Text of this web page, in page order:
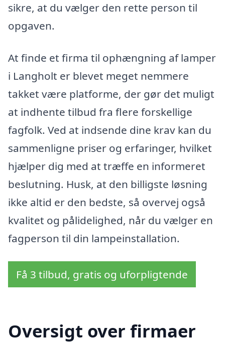
sikre, at du vælger den rette person til
opgaven.
At finde et firma til ophængning af lamper
i Langholt er blevet meget nemmere
takket være platforme, der gør det muligt
at indhente tilbud fra flere forskellige
fagfolk. Ved at indsende dine krav kan du
sammenligne priser og erfaringer, hvilket
hjælper dig med at træffe en informeret
beslutning. Husk, at den billigste løsning
ikke altid er den bedste, så overvej også
kvalitet og pålidelighed, når du vælger en
fagperson til din lampeinstallation.
Få 3 tilbud, gratis og uforpligtende
Oversigt over firmaer